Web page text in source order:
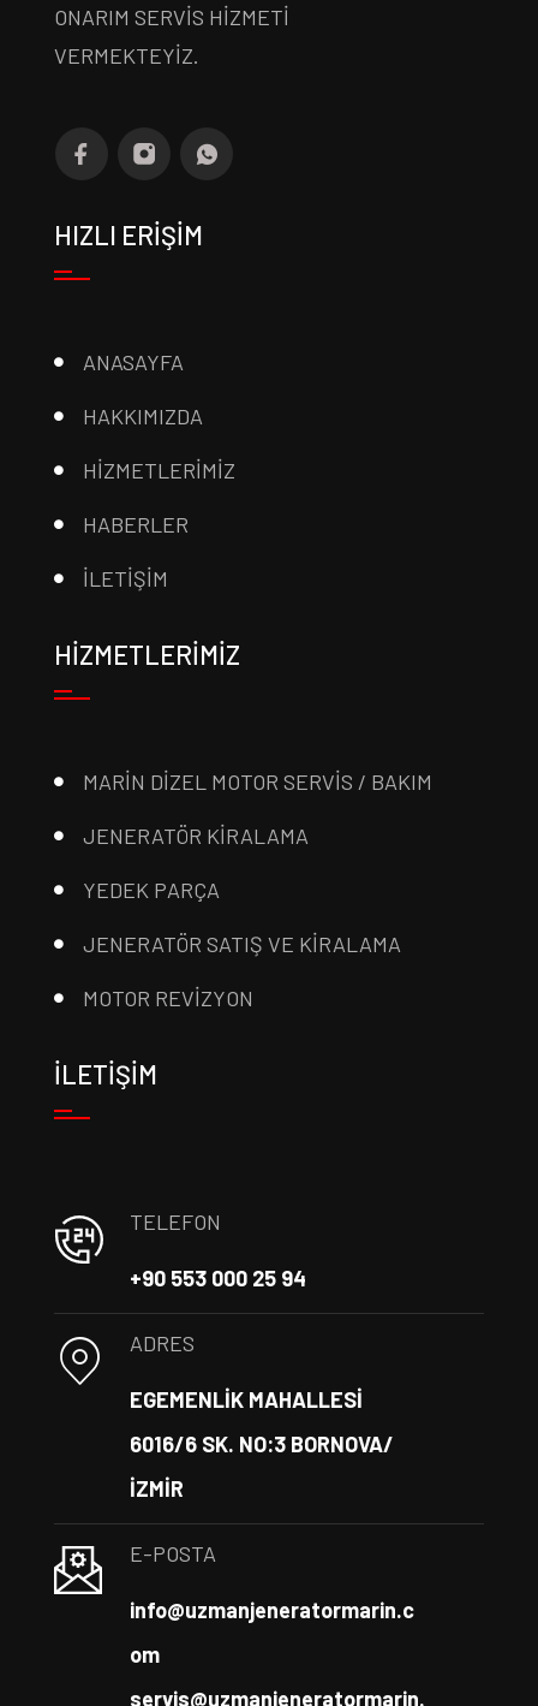
ONARIM SERVİS HİZMETİ
VERMEKTEYİZ.
HIZLI ERİŞİM
ANASAYFA
HAKKIMIZDA
HİZMETLERİMİZ
HABERLER
İLETİŞİM
HİZMETLERİMİZ
MARİN DİZEL MOTOR SERVİS / BAKIM
JENERATÖR KİRALAMA
YEDEK PARÇA
JENERATÖR SATIŞ VE KİRALAMA
MOTOR REVİZYON
İLETİŞİM
TELEFON
+90 553 000 25 94
ADRES
EGEMENLİK MAHALLESİ
6016/6 SK. NO:3 BORNOVA/
İZMİR
E-POSTA
info@uzmanjeneratormarin.c
om
servis@uzmanjeneratormarin.